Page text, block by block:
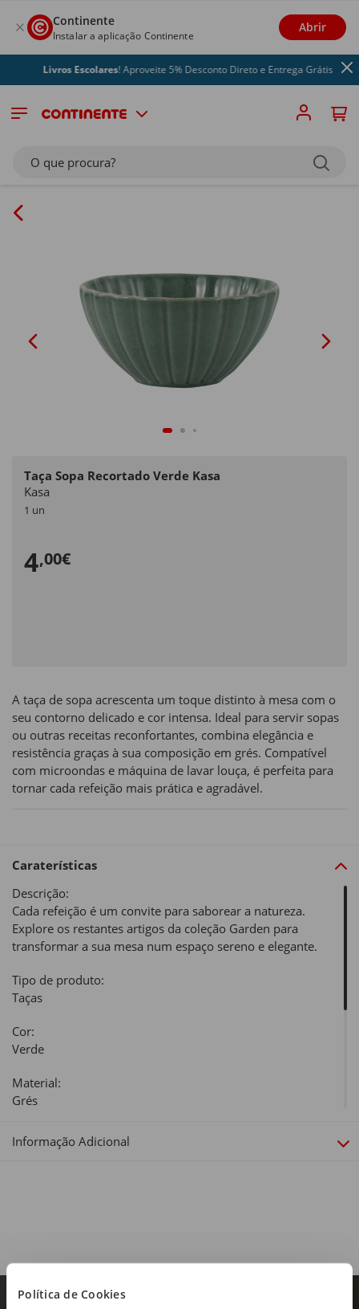
Política de Cookies
Continente
Instalar a aplicação Continente
Abrir
Livros Escolares! Aproveite 5% Desconto Direto e Entrega Grátis
O que procura?
Taça Sopa Recortado Verde Kasa
Kasa
1 un
4,00€
A taça de sopa acrescenta um toque distinto à mesa com o
seu contorno delicado e cor intensa. Ideal para servir sopas
ou outras receitas reconfortantes, combina elegância e
resistência graças à sua composição em grés. Compatível
com microondas e máquina de lavar louça, é perfeita para
tornar cada refeição mais prática e agradável.
Caraterísticas
Descrição:
Cada refeição é um convite para saborear a natureza.
Explore os restantes artigos da coleção Garden para
transformar a sua mesa num espaço sereno e elegante.
Tipo de produto:
Taças
Cor:
Verde
Material:
Grés
Dimensões:
Diâmetro x Altura: 14,3 x 7cm
Informação Adicional